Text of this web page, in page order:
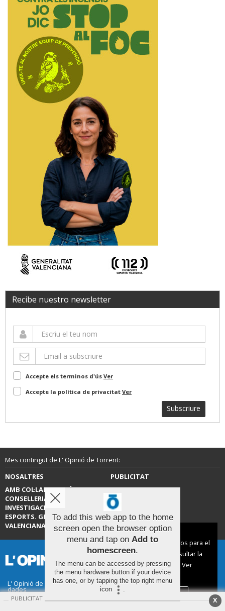
Recibe nuestro newsletter
Accepte els terminos d'ús Ver
Accepte la política de privacitat Ver
Subscriure
Mes contingut de L' Opinió de Torrent:
NOSALTRES
PUBLICITAT
AMB COL·LABORACIÓ DE LA
CONSELLERIA D’EDUCACIÓ,
INVESTIGACIÓ, CULTURA I
ESPORTS. GENERALITAT
VALENCIANA.
CONTACTE
L' Opinió de Torrent |Termes d'ús| Protecció de
dades
© 2026 | Tots els drets reservats
PUBLICITAT X
To add this web app to the home
screen open the browser option
menu and tap on Add to
homescreen.
The menu can be accessed by pressing
the menu hardware button if your device
has one, or by tapping the top right menu
icon
.
Aviso sobre el Uso de cookies:
Utilizamos cookies nuestras y de terceros para el
funcionamiento del digital. Puedes consultar la
lista de cookies y como desconectarlas.
Ver
nuestra Política de Privacidad y Cookies
Aceptar Cookies
Personalizar